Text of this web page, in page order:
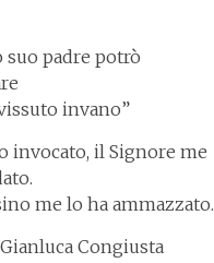
suo padre potrò
invano”
invocato, il Signore me
me lo ha ammazzato.
Congiusta